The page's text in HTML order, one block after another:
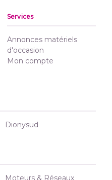
Services
Annonces matériels
d'occasion
Mon compte
Dionysud
Moteurs & Réseaux